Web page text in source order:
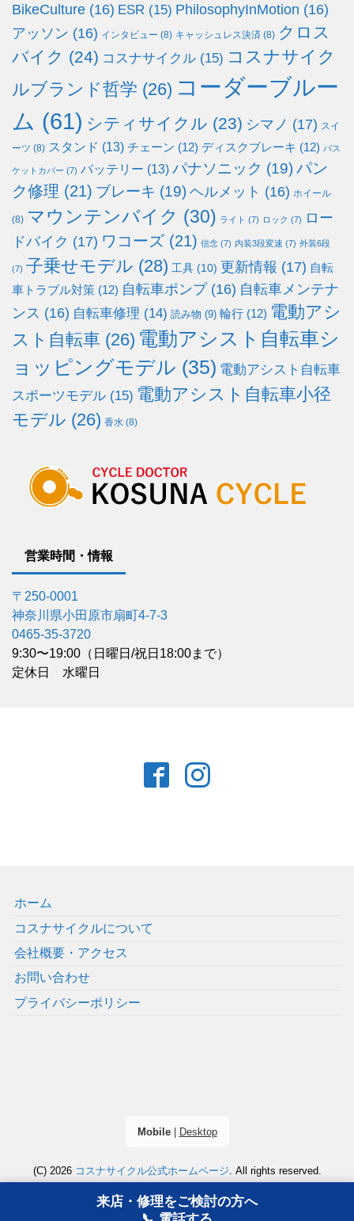
BikeCulture (16) ESR (15) PhilosophyInMotion (16)
アッソン (16) インタビュー (8) キャッシュレス決済 (8) クロス
バイク (24) コスナサイクル (15) コスナサイク
ルブランド哲学 (26) コーダーブルー
ム (61) シティサイクル (23) シマノ (17) スイ
ーツ (8) スタンド (13) チェーン (12) ディスクブレーキ (12) バス
ケットカバー (7) バッテリー (13) パナソニック (19)パン
ク修理 (21) ブレーキ (19) ヘルメット (16) ホイール
(8) マウンテンバイク (30) ライト (7) ロック (7)
ロー
ドバイク (17) ワコーズ (21) 信念 (7) 内装3段変速 (7) 外装6段
(7) 子乗せモデル (28) 工具 (10) 更新情報 (17) 自転
車トラブル対策 (12) 自転車ポンプ(16) 自転車メンテナ
ンス (16) 自転車修理 (14) 読み物 (9) 輪行 (12) 電動アシ
スト自転車 (26) 電動アシスト自転車シ
ョッピングモデル (35) 電動アシスト自転車
スポーツモデル (15) 電動アシスト自転車小径
モデル (26) 香水 (8)
営業時間・情報
〒250-0001
神奈川県小田原市扇町4-7-3
0465-35-3720
9:30〜19:00（日曜日/祝日18:00まで）
定休日 水曜日
ホーム
コスナサイクルについて
会社概要・アクセス
お問い合わせ
プライバシーポリシー
来店・修理をご検討の方へ
Mobile| Desktop
(C) 2026 コスナサイクル公式ホームページ . All rights reserved.